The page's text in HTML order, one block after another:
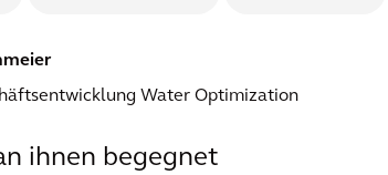
Water Optimization
ihnen begegnet